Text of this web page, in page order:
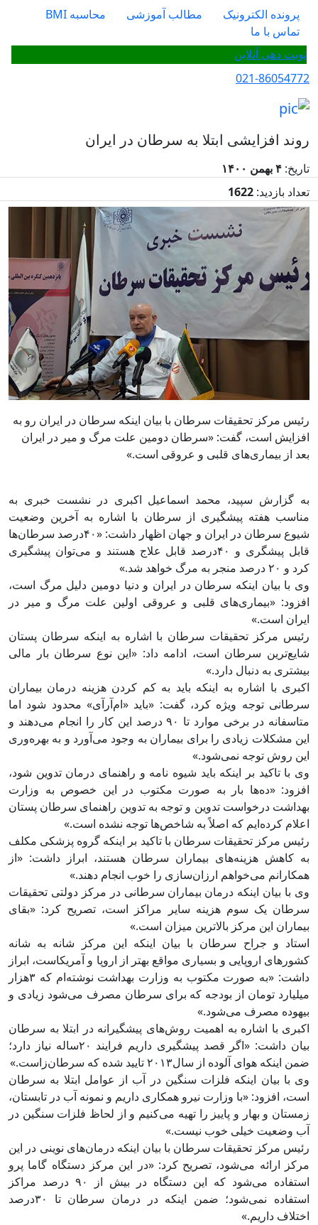
پرونده الکترونیک مطالب آموزشی
محاسبه BMI
تماس با ما
نوبت دهی آنلاین
021-86054772
روند افزایشی ابتلا به سرطان در ایران
تاریخ: ۴ بهمن ۱۴۰۰
تعداد بازدید: 1622
رئیس مرکز تحقیقات سرطان با بیان اینکه سرطان در ایران رو به
افزایش است، گفت: «سرطان دومین علت مرگ و میر در ایران
بعد از بیماری‌های قلبی و عروقی است.»
به گزارش سپید، محمد اسماعیل اکبری در نشست خبری به
مناسب هفته پیشگیری از سرطان با اشاره به آخرین وضعیت
شیوع سرطان در ایران و جهان اظهار داشت: «۴۰درصد سرطان‌ها
قابل پیشگری و ۴۰درصد قابل علاج هستند و می‌توان پیشگیری
کرد و ۲۰ درصد منجر به مرگ خواهد شد.»
وی با بیان اینکه سرطان در ایران و دنیا دومین دلیل مرگ است،
افزود: «بیماری‌های قلبی و عروقی اولین علت مرگ و میر در
ایران است‌.»
رئیس مرکز تحقیقات سرطان با اشاره به اینکه سرطان پستان
شایع‌ترین سرطان است، ادامه داد: «این نوع سرطان بار مالی
بیشتری به دنبال دارد.»
اکبری با اشاره به اینکه باید به کم کردن هزینه درمان بیماران
سرطانی توجه ویژه کرد، گفت: «باید «‌ام‌آر‌آی» محدود شود اما
متاسفانه در برخی موارد تا ۹۰ درصد این کار را انجام می‌دهند و
این مشکلات زیادی را برای بیماران به وجود می‌آورد و به بهره‌وری
این روش توجه نمی‌شود.»
وی با تاکید بر اینکه باید شیوه نامه و راهنمای درمان تدوین شود،
افزود: «ده‌ها بار به صورت مکتوب در این خصوص به وزارت
بهداشت درخواست تدوین و توجه به تدوین راهنمای سرطان پستان
اعلام کرده‌ایم که اصلاً به شاخص‌ها توجه نشده است.»
رئیس مرکز تحقیقات سرطان با تاکید بر اینکه گروه پزشکی مکلف
به کاهش هزینه‌های بیماران سرطان هستند، ابراز داشت: «از
همکارانم می‌خواهم ارزان‌سازی را خوب انجام دهند.»
وی با بیان اینکه درمان بیماران سرطانی در مرکز دولتی تحقیقات
سرطان یک سوم هزینه سایر مراکز است، تصریح کرد: «بقای
بیماران این مرکز بالاترین میزان است.»
استاد و جراح سرطان با بیان اینکه این مرکز شانه به شانه
کشورهای اروپایی و بسیاری مواقع بهتر از اروپا و آمریکاست، ابراز
داشت: «به صورت مکتوب به وزارت بهداشت نوشته‌ام که ۳هزار
میلیارد تومان از بودجه که برای سرطان مصرف می‌شود زیادی و
بیهوده مصرف می‌شود.»
اکبری با اشاره به اهمیت روش‌های پیشگیرانه در ابتلا به سرطان
بیان داشت: «اگر قصد پیشگیری داریم فرایند ۲۰ساله نیاز دارد؛
ضمن اینکه هوای آلوده از سال۲۰۱۳ تایید شده که سرطان‌زاست.»
وی با بیان اینکه فلزات سنگین در آب از عوامل ابتلا به سرطان
است، افزود: «با وزارت نیرو همکاری داریم و نمونه آب در تابستان،
زمستان و بهار و پاییز را تهیه می‌کنیم و از لحاظ فلزات سنگین در
آب وضعیت خیلی خوب نیست.»
رئیس مرکز تحقیقات سرطان با بیان اینکه درمان‌های نوینی در این
مرکز ارائه می‌شود، تصریح کرد: «در این مرکز دستگاه گاما پرو
استفاده می‌شود که این دستگاه در بیش از ۹۰ درصد مراکز
استفاده نمی‌شود؛ ضمن اینکه در درمان سرطان تا ۳۰درصد
اختلاف داریم.»